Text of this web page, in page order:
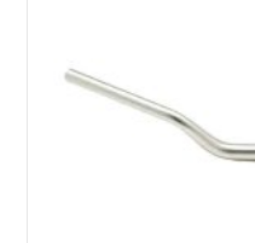
AGGIUNGI